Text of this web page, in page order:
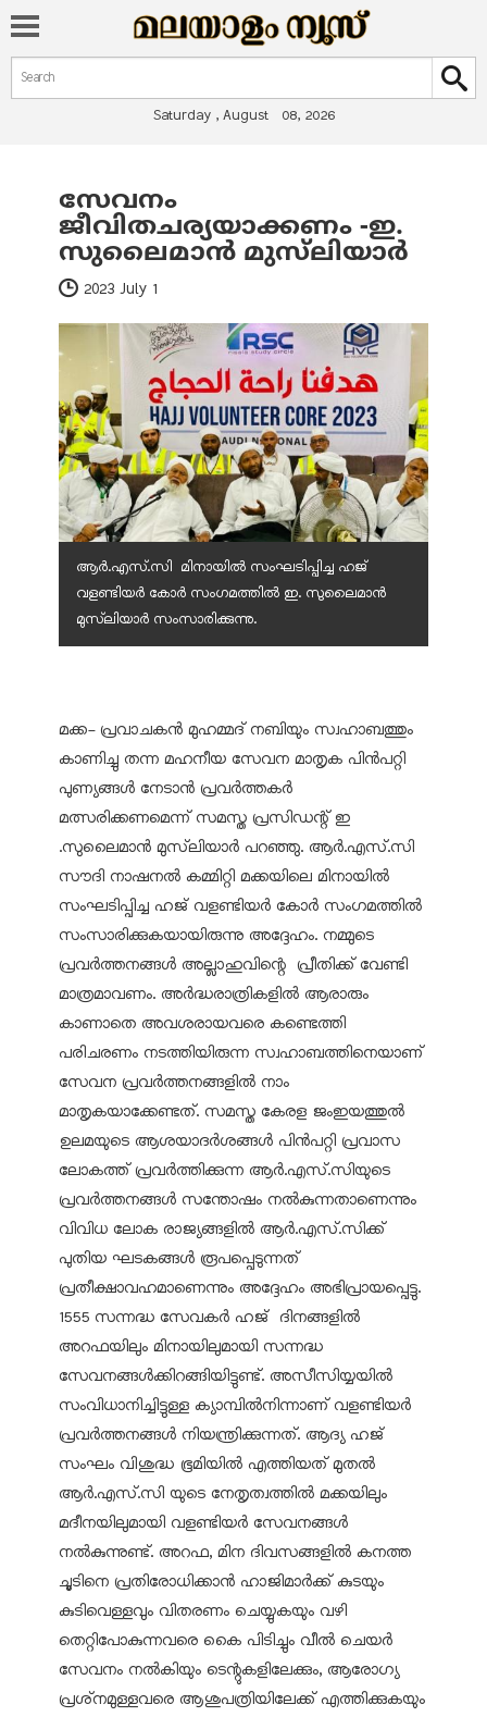
Search form
Search
Saturday , August 08, 2026
You are here
സേവനം
ജീവിതചര്യയാക്കണം -ഇ.
സുലൈമാൻ മുസ്‌ലിയാർ
2023 July 1
ആർ.എസ്.സി മിനായിൽ സംഘടിപ്പിച്ച ഹജ്
വളണ്ടിയർ കോർ സംഗമത്തിൽ ഇ. സുലൈമാൻ
മുസ്‌ലിയാർ സംസാരിക്കുന്നു.
മക്ക- പ്രവാചകൻ മുഹമ്മദ് നബിയും സ്വഹാബത്തും
കാണിച്ചു തന്ന മഹനീയ സേവന മാതൃക പിൻപറ്റി
പുണ്യങ്ങൾ നേടാൻ പ്രവർത്തകർ
മത്സരിക്കണമെന്ന് സമസ്ത പ്രസിഡന്റ് ഇ
.സുലൈമാൻ മുസ്‌ലിയാർ പറഞ്ഞു. ആർ.എസ്.സി
സൗദി നാഷനൽ കമ്മിറ്റി മക്കയിലെ മിനായിൽ
സംഘടിപ്പിച്ച ഹജ് വളണ്ടിയർ കോർ സംഗമത്തിൽ
സംസാരിക്കുകയായിരുന്നു അദ്ദേഹം. നമ്മുടെ
പ്രവർത്തനങ്ങൾ അല്ലാഹുവിന്റെ പ്രീതിക്ക് വേണ്ടി
മാത്രമാവണം. അർദ്ധരാത്രികളിൽ ആരാരും
കാണാതെ അവശരായവരെ കണ്ടെത്തി
പരിചരണം നടത്തിയിരുന്ന സ്വഹാബത്തിനെയാണ്
സേവന പ്രവർത്തനങ്ങളിൽ നാം
മാതൃകയാക്കേണ്ടത്. സമസ്ത കേരള ജംഇയത്തുൽ
ഉലമയുടെ ആശയാദർശങ്ങൾ പിൻപറ്റി പ്രവാസ
ലോകത്ത് പ്രവർത്തിക്കുന്ന ആർ.എസ്.സിയുടെ
പ്രവർത്തനങ്ങൾ സന്തോഷം നൽകുന്നതാണെന്നും
വിവിധ ലോക രാജ്യങ്ങളിൽ ആർ.എസ്.സിക്ക്
പുതിയ ഘടകങ്ങൾ രൂപപ്പെടുന്നത്
പ്രതീക്ഷാവഹമാണെന്നും അദ്ദേഹം അഭിപ്രായപ്പെട്ടു.
1555 സന്നദ്ധ സേവകർ ഹജ് ദിനങ്ങളിൽ
അറഫയിലും മിനായിലുമായി സന്നദ്ധ
സേവനങ്ങൾക്കിറങ്ങിയിട്ടുണ്ട്. അസീസിയ്യയിൽ
സംവിധാനിച്ചിട്ടുള്ള ക്യാമ്പിൽനിന്നാണ് വളണ്ടിയർ
പ്രവർത്തനങ്ങൾ നിയന്ത്രിക്കുന്നത്. ആദ്യ ഹജ്
സംഘം വിശുദ്ധ ഭൂമിയിൽ എത്തിയത് മുതൽ
ആർ.എസ്.സി യുടെ നേതൃത്വത്തിൽ മക്കയിലും
മദീനയിലുമായി വളണ്ടിയർ സേവനങ്ങൾ
നൽകുന്നുണ്ട്. അറഫ, മിന ദിവസങ്ങളിൽ കനത്ത
ചൂടിനെ പ്രതിരോധിക്കാൻ ഹാജിമാർക്ക് കുടയും
കുടിവെള്ളവും വിതരണം ചെയ്യുകയും വഴി
തെറ്റിപോകുന്നവരെ കൈ പിടിച്ചും വീൽ ചെയർ
സേവനം നൽകിയും ടെന്റുകളിലേക്കും, ആരോഗ്യ
പ്രശ്‌നമുള്ളവരെ ആശുപത്രിയിലേക്ക് എത്തിക്കുകയും